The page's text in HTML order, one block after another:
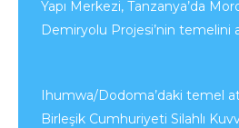
Yapı Merkezi, Tanzanya’da
Demiryolu Projesi’nin temelini
Ihumwa/Dodoma’daki temel
Birleşik Cumhuriyeti Silahlı